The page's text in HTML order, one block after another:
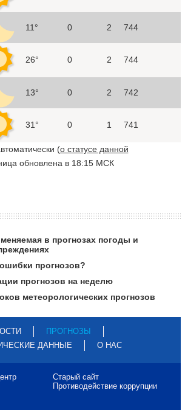
11° 0 2 744
26° 0 2 744
13° 0 2 742
31° 0 1 741
(о статусе данной
обновлена в 18:15 МСК
в прогнозах погоды и
прогнозов?
прогнозов на неделю
метеорологических прогнозов
ПРОГНОЗЫ
ДАННЫЕ
О НАС
Старый сайт
Противодействие коррупции